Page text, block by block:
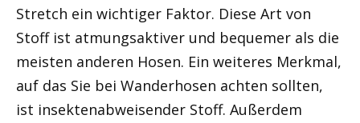
Stretch ein wichtiger Faktor. Diese Art von
Stoff ist atmungsaktiver und bequemer als die
meisten anderen Hosen. Ein weiteres Merkmal,
auf das Sie bei Wanderhosen achten sollten,
ist insektenabweisender Stoff. Außerdem